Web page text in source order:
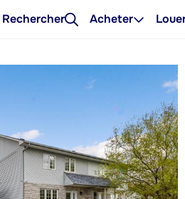
Rechercher Acheter